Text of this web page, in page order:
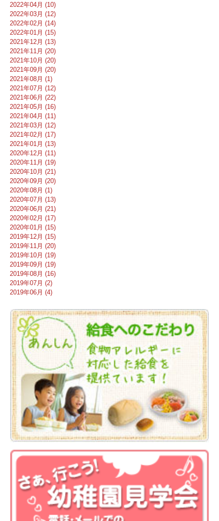
2022年04月 (10)
2022年03月 (12)
2022年02月 (14)
2022年01月 (15)
2021年12月 (13)
2021年11月 (20)
2021年10月 (20)
2021年09月 (20)
2021年08月 (1)
2021年07月 (12)
2021年06月 (22)
2021年05月 (16)
2021年04月 (11)
2021年03月 (12)
2021年02月 (17)
2021年01月 (13)
2020年12月 (11)
2020年11月 (19)
2020年10月 (21)
2020年09月 (20)
2020年08月 (1)
2020年07月 (13)
2020年06月 (21)
2020年02月 (17)
2020年01月 (15)
2019年12月 (15)
2019年11月 (20)
2019年10月 (19)
2019年09月 (19)
2019年08月 (16)
2019年07月 (2)
2019年06月 (4)